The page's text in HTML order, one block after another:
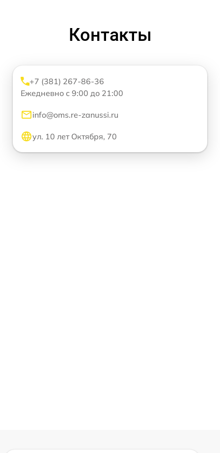
Контакты
+7 (381) 267-86-36
Ежедневно с 9:00 до 21:00
info@oms.re-zanussi.ru
ул. 10 лет Октября, 70